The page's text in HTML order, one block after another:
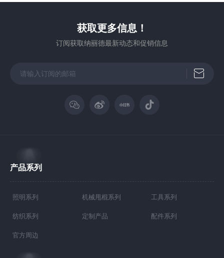
获取更多信息！
订阅获取纳丽德最新动态和促销信息
产品系列
照明系列 机械甩棍系列 工具系列
纺织系列 定制产品 配件系列
官方周边